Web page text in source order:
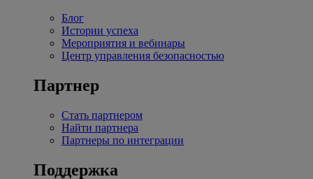
Блог
Истории успеха
Мероприятия и вебинары
Центр управления безопасностью
Партнер
Стать партнером
Найти партнера
Партнеры по интеграции
Поддержка